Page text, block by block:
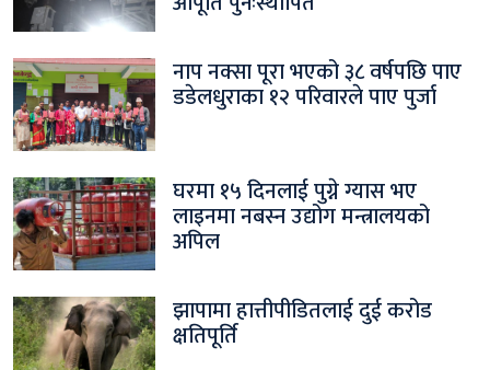
नाप नक्सा पूरा भएको ३८ वर्षपछि पाए
डडेलधुराका १२ परिवारले पाए पुर्जा
घरमा १५ दिनलाई पुग्ने ग्यास भए
लाइनमा नबस्न उद्योग मन्त्रालयको
अपिल
झापामा हात्तीपीडितलाई दुई करोड
क्षतिपूर्ति